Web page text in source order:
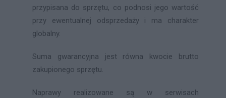
przypisana do sprzętu, co podnosi jego wartość
przy ewentualnej odsprzedaży i ma charakter
globalny.
Suma gwarancyjna jest równa kwocie brutto
zakupionego sprzętu.
Naprawy realizowane są w serwisach